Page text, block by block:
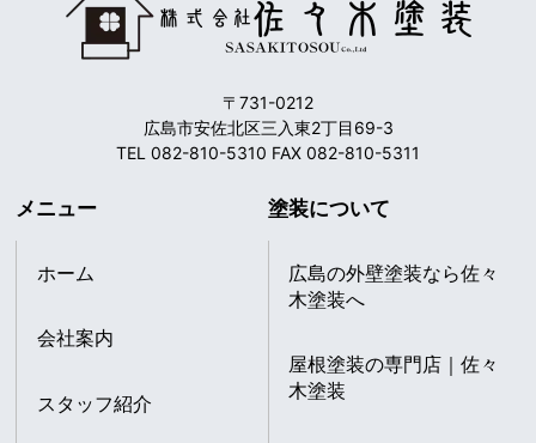
〒731-0212
広島市安佐北区三入東2丁目69-3
TEL 082-810-5310 FAX 082-810-5311
メニュー
ホーム
会社案内
スタッフ紹介
塗装について
広島の外壁塗装なら佐々
木塗装へ
屋根塗装の専門店｜佐々
木塗装